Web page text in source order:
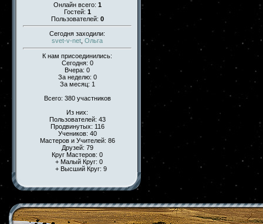
Онлайн всего: 1
Гостей: 1
Пользователей: 0
Сегодня заходили:
svet-v-net Ольга
К нам присоединились:
Сегодня: 0
Вчера: 0
За неделю: 0
За месяц: 1
Всего: 380 участников
Из них:
Пользователей: 43
Продвинутых: 116
Учеников: 40
Мастеров и Учителей: 86
Друзей: 79
Круг Мастеров: 0
+ Малый Круг: 0
+ Высший Круг: 9